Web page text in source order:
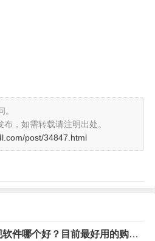
布，如需转载请注明出处。
post/34847.html
软件哪个好？目前最好用的购物